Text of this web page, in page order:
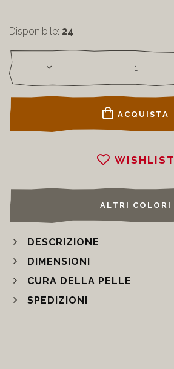
Disponibile: 24
ACQUISTA
WISHLIST
ALTRI COLORI
DESCRIZIONE
DIMENSIONI
CURA DELLA PELLE
SPEDIZIONI